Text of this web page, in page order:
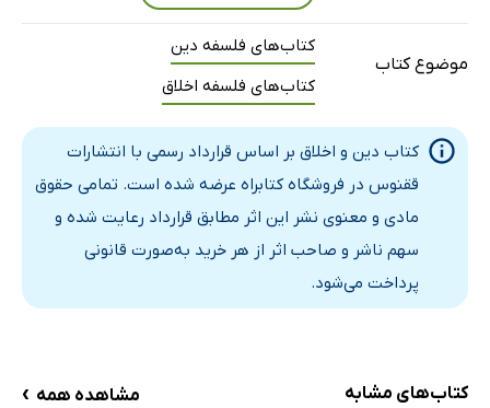
موضوع کتاب
کتاب‌های فلسفه دین
کتاب‌های فلسفه اخلاق
کتاب دین و اخلاق بر اساس قرارداد رسمی با انتشارات
ققنوس در فروشگاه کتابراه عرضه شده است. تمامی حقوق
مادی و معنوی نشر این اثر مطابق قرارداد رعایت شده و
سهم ناشر و صاحب اثر از هر خرید به‌صورت قانونی
پرداخت می‌شود.
کتاب‌های مشابه مشاهده همه ›